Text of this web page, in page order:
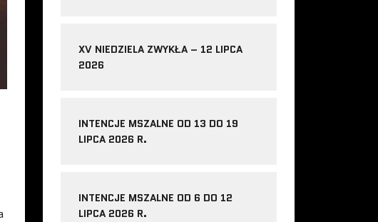
XV NIEDZIELA ZWYKŁA – 12 LIPCA
2026
INTENCJE MSZALNE OD 13 DO 19
LIPCA 2026 R.
INTENCJE MSZALNE OD 6 DO 12
LIPCA 2026 R.